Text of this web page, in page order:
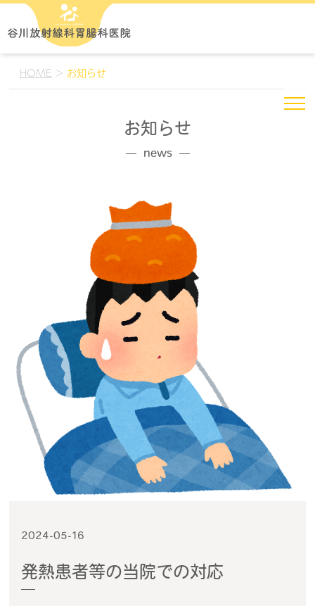
HOME > お知らせ
お知らせ
news
2024-05-16
発熱患者等の当院での対応